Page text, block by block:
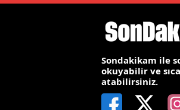
Sondakikam ile
okuyabilir ve
atabilirsiniz.